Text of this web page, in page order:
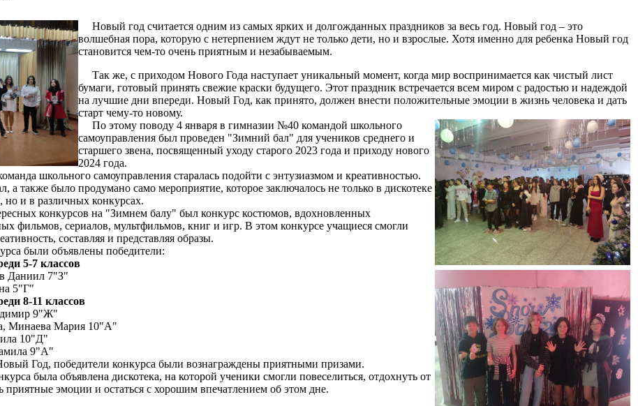
Новый год считается одним из самых ярких и долгожданных праздников за весь год. Новый год – это
волшебная пора, которую с нетерпением ждут не только дети, но и взрослые. Хотя именно для ребенка Новый год
становится чем-то очень приятным и незабываемым.
Так же, с приходом Нового Года наступает уникальный момент, когда мир воспринимается как чистый лист
бумаги, готовый принять свежие краски будущего. Этот праздник встречается всем миром с радостью и надеждой
на лучшие дни впереди. Новый Год, как принято, должен внести положительные эмоции в жизнь человека и дать
старт чему-то новому.
По этому поводу 4 января в гимназии №40 командой школьного
самоуправления был проведен "Зимний бал" для учеников среднего и
старшего звена, посвященный уходу старого 2023 года и приходу нового
2024 года.
школьного самоуправления старалась подойти с энтузиазмом и креативностью.
а также было продумано само мероприятие, которое заключалось не только в дискотеке
но и в различных конкурсах.
конкурсов на "Зимнем балу" был конкурс костюмов, вдохновленных
фильмов, сериалов, мультфильмов, книг и игр. В этом конкурсе учащиеся смогли
составляя и представляя образы.
были объявлены победители:
Даниил 7"З"
5"Г"
8-11 классов
9"Ж"
Минаева Мария 10"А"
10"Д"
9"А"
Год, победители конкурса были вознаграждены приятными призами.
была объявлена дискотека, на которой ученики смогли повеселиться, отдохнуть от
эмоции и остаться с хорошим впечатлением об этом дне.